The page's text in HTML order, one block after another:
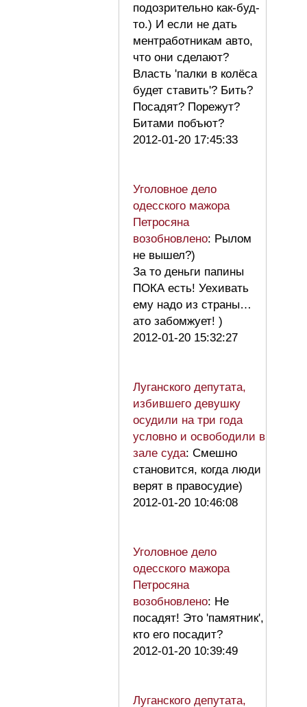
подозрительно как-буд-
то.) И если не дать
ментработникам авто,
что они сделают?
Власть 'палки в колёса
будет ставить'? Бить?
Посадят? Порежут?
Битами побъют?
2012-01-20 17:45:33
Уголовное дело
одесского мажора
Петросяна
возобновлено: Рылом
не вышел?)
За то деньги папины
ПОКА есть! Уехивать
ему надо из страны…
ато забомжует! )
2012-01-20 15:32:27
Луганского депутата,
избившего девушку
осудили на три года
условно и освободили в
зале суда: Смешно
становится, когда люди
верят в правосудие)
2012-01-20 10:46:08
Уголовное дело
одесского мажора
Петросяна
возобновлено: Не
посадят! Это 'памятник',
кто его посадит?
2012-01-20 10:39:49
Луганского депутата,